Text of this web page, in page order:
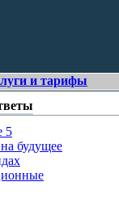
и тарифы
5
будущее